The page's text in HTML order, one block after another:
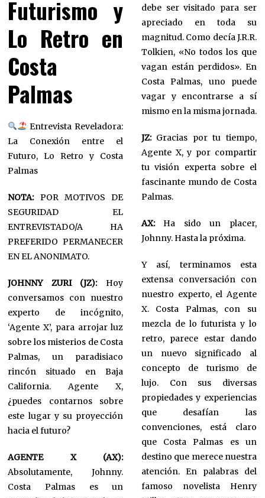
Futurismo y
Lo Retro en
Costa
Palmas
Entrevista Reveladora:
La Conexión entre el
Futuro, Lo Retro y Costa
Palmas
NOTA:POR MOTIVOS DE
SEGURIDAD EL
ENTREVISTADO/A HA
PREFERIDO PERMANECER
EN EL ANONIMATO.
JOHNNY ZURI (JZ):Hoy
conversamos con nuestro
experto de incógnito,
‘Agente X’, para arrojar luz
sobre los misterios de Costa
Palmas, un paradisiaco
rincón situado en Baja
California. Agente X,
¿puedes contarnos sobre
este lugar y su proyección
hacia el futuro?
AGENTE X (AX):
Absolutamente, Johnny.
Costa Palmas es un
debe ser visitado para ser
apreciado en toda su
magnitud. Como decía J.R.R.
Tolkien, «No todos los que
vagan están perdidos». En
Costa Palmas, uno puede
vagar y encontrarse a sí
mismo en la misma jornada.
JZ:Gracias por tu tiempo,
Agente X, y por compartir
tu visión experta sobre el
fascinante mundo de Costa
Palmas.
AX:Ha sido un placer,
Johnny. Hasta la próxima.
Y así, terminamos esta
extensa conversación con
nuestro experto, el Agente
X. Costa Palmas, con su
mezcla de lo futurista y lo
retro, parece estar dando
un nuevo significado al
concepto de turismo de
lujo. Con sus diversas
propiedades y experiencias
que desafían las
convenciones, está claro
que Costa Palmas es un
destino que merece nuestra
atención. En palabras del
famoso novelista Henry